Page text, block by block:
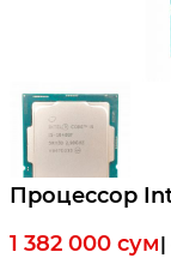
Процессор
1 382 000 сум|